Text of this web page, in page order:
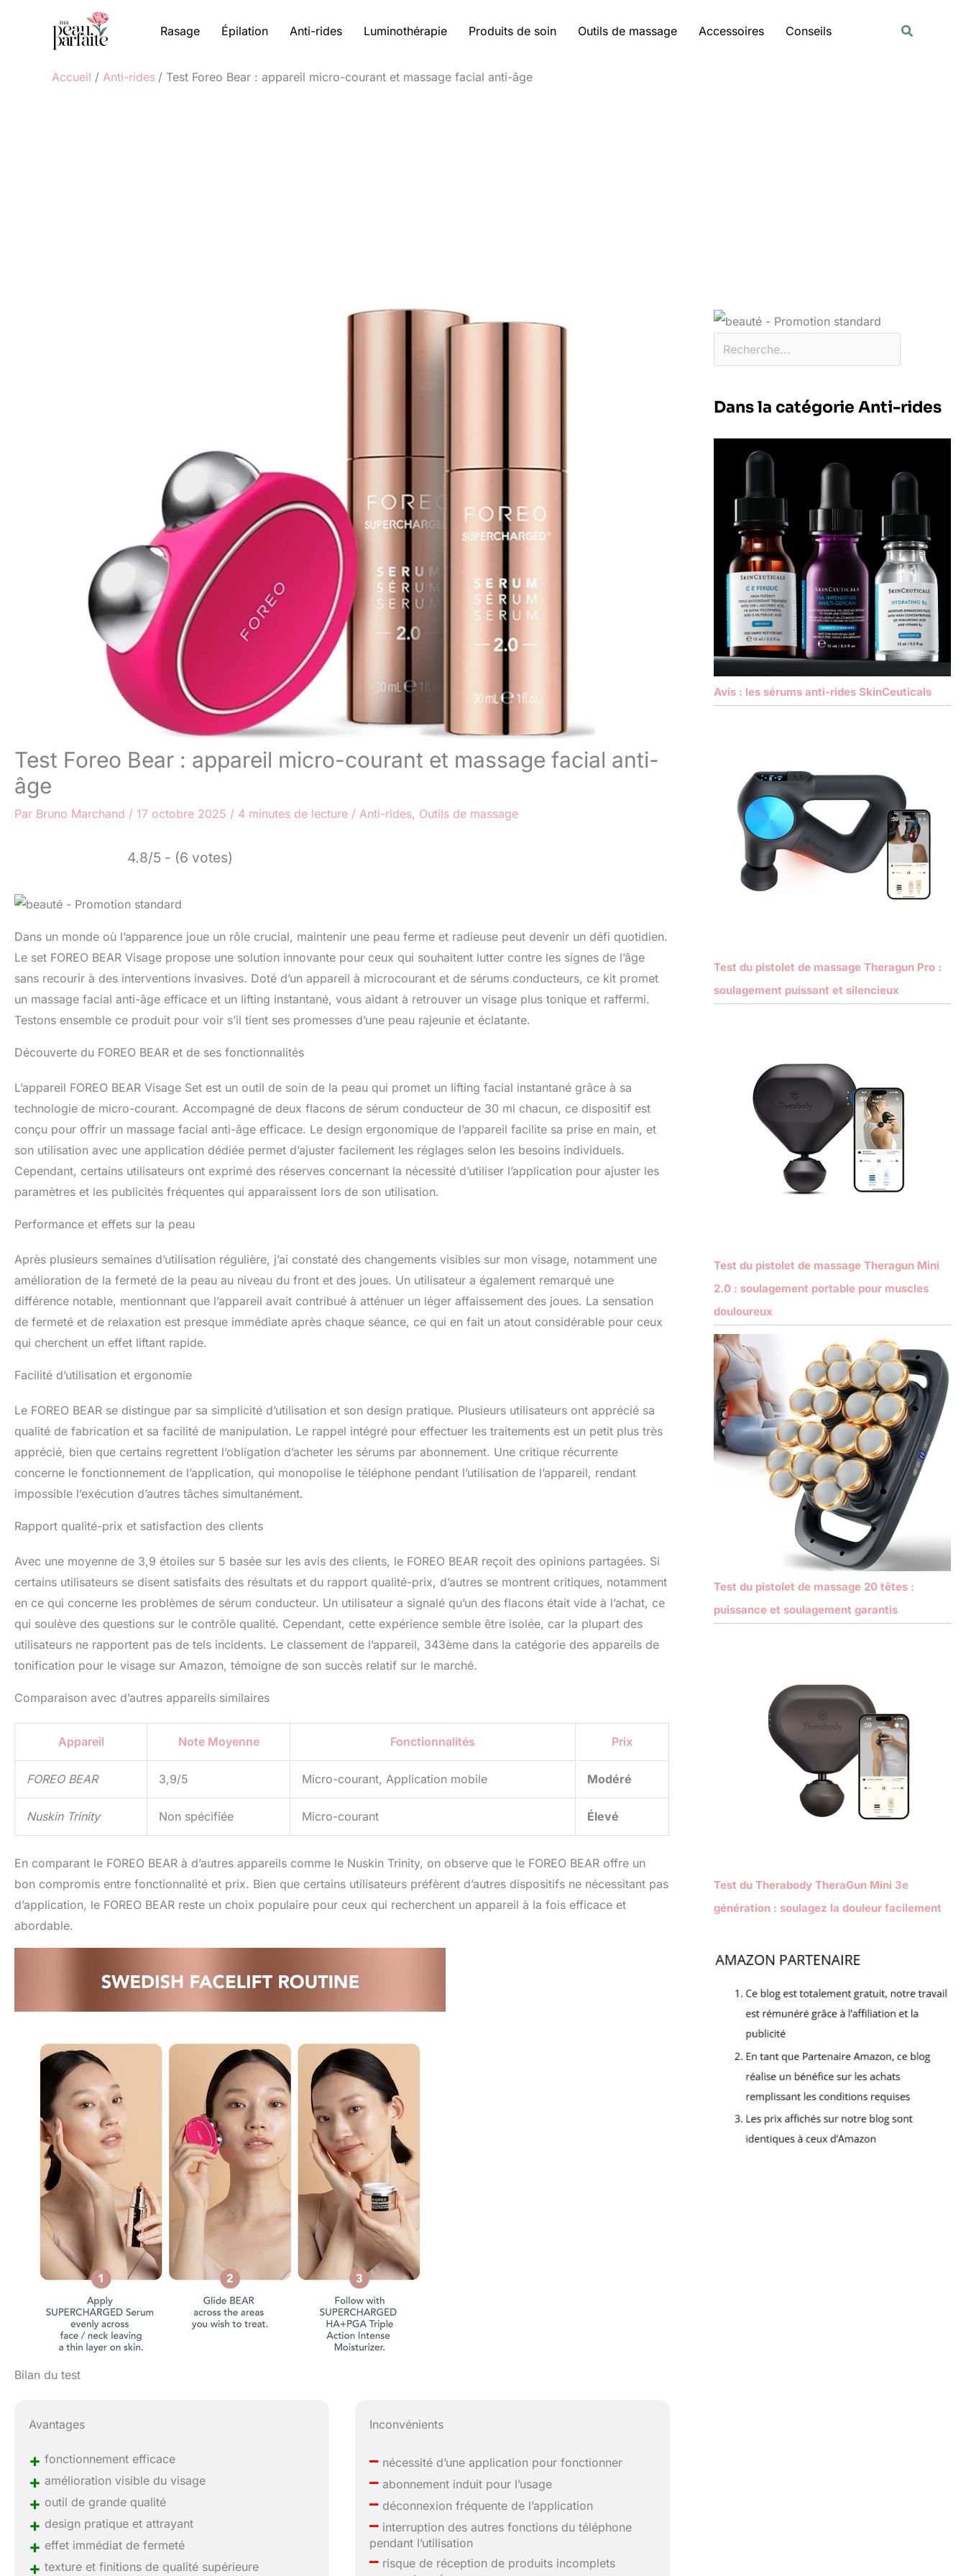
Rasage Épilation Anti-rides Luminothérapie Produits de soin Outils de massage Accessoires Conseils
Accueil Anti-rides Test Foreo Bear : appareil micro-courant et massage facial anti-âge
Test Foreo Bear : appareil micro-courant et massage facial anti-
âge
Par Bruno Marchand / 17 octobre 2025 / 4 minutes de lecture / Anti-rides, Outils de massage
4.8/5 - (6 votes)
Dans un monde où l’apparence joue un rôle crucial, maintenir une peau ferme et radieuse peut devenir un défi quotidien.
Le set FOREO BEAR Visage propose une solution innovante pour ceux qui souhaitent lutter contre les signes de l’âge
sans recourir à des interventions invasives. Doté d’un appareil à microcourant et de sérums conducteurs, ce kit promet
un massage facial anti-âge efficace et un lifting instantané, vous aidant à retrouver un visage plus tonique et raffermi.
Testons ensemble ce produit pour voir s’il tient ses promesses d’une peau rajeunie et éclatante.
Découverte du FOREO BEAR et de ses fonctionnalités
L’appareil FOREO BEAR Visage Set est un outil de soin de la peau qui promet un lifting facial instantané grâce à sa
technologie de micro-courant. Accompagné de deux flacons de sérum conducteur de 30 ml chacun, ce dispositif est
conçu pour offrir un massage facial anti-âge efficace. Le design ergonomique de l’appareil facilite sa prise en main, et
son utilisation avec une application dédiée permet d’ajuster facilement les réglages selon les besoins individuels.
Cependant, certains utilisateurs ont exprimé des réserves concernant la nécessité d’utiliser l’application pour ajuster les
paramètres et les publicités fréquentes qui apparaissent lors de son utilisation.
Performance et effets sur la peau
Après plusieurs semaines d’utilisation régulière, j’ai constaté des changements visibles sur mon visage, notamment une
amélioration de la fermeté de la peau au niveau du front et des joues. Un utilisateur a également remarqué une
différence notable, mentionnant que l’appareil avait contribué à atténuer un léger affaissement des joues. La sensation
de fermeté et de relaxation est presque immédiate après chaque séance, ce qui en fait un atout considérable pour ceux
qui cherchent un effet liftant rapide.
Facilité d’utilisation et ergonomie
Le FOREO BEAR se distingue par sa simplicité d’utilisation et son design pratique. Plusieurs utilisateurs ont apprécié sa
qualité de fabrication et sa facilité de manipulation. Le rappel intégré pour effectuer les traitements est un petit plus très
apprécié, bien que certains regrettent l’obligation d’acheter les sérums par abonnement. Une critique récurrente
concerne le fonctionnement de l’application, qui monopolise le téléphone pendant l’utilisation de l’appareil, rendant
impossible l’exécution d’autres tâches simultanément.
Rapport qualité-prix et satisfaction des clients
Avec une moyenne de 3,9 étoiles sur 5 basée sur les avis des clients, le FOREO BEAR reçoit des opinions partagées. Si
certains utilisateurs se disent satisfaits des résultats et du rapport qualité-prix, d’autres se montrent critiques, notamment
en ce qui concerne les problèmes de sérum conducteur. Un utilisateur a signalé qu’un des flacons était vide à l’achat, ce
qui soulève des questions sur le contrôle qualité. Cependant, cette expérience semble être isolée, car la plupart des
utilisateurs ne rapportent pas de tels incidents. Le classement de l’appareil, 343ème dans la catégorie des appareils de
tonification pour le visage sur Amazon, témoigne de son succès relatif sur le marché.
Comparaison avec d’autres appareils similaires
Appareil Note Moyenne Fonctionnalités Prix
FOREO BEAR 3,9/5 Micro-courant, Application mobile Modéré
Nuskin Trinity Non spécifiée Micro-courant Élevé
En comparant le FOREO BEAR à d’autres appareils comme le Nuskin Trinity, on observe que le FOREO BEAR offre un
bon compromis entre fonctionnalité et prix. Bien que certains utilisateurs préfèrent d’autres dispositifs ne nécessitant pas
d’application, le FOREO BEAR reste un choix populaire pour ceux qui recherchent un appareil à la fois efficace et
abordable.
Bilan du test
Avantages
+ fonctionnement efficace
+ amélioration visible du visage
+ outil de grande qualité
+ design pratique et attrayant
+ effet immédiat de fermeté
+ texture et finitions de qualité supérieure
Inconvénients
– nécessité d’une application pour fonctionner
– abonnement induit pour l’usage
– déconnexion fréquente de l’application
– interruption des autres fonctions du téléphone
pendant l’utilisation
– risque de réception de produits incomplets
Dans la catégorie Anti-rides
Avis : les sérums anti-rides SkinCeuticals
Test du pistolet de massage Theragun Pro :
soulagement puissant et silencieux
Test du pistolet de massage Theragun Mini
2.0 : soulagement portable pour muscles
douloureux
Test du pistolet de massage 20 têtes :
puissance et soulagement garantis
Test du Therabody TheraGun Mini 3e
génération : soulagez la douleur facilement